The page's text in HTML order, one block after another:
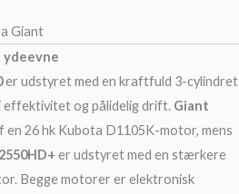
Giant
er udstyret med en kraftfuld 3-cylindret
og pålidelig drift. Giant
en 26 hk Kubota D1105K-motor, mens
er udstyret med en stærkere
Begge motorer er elektronisk